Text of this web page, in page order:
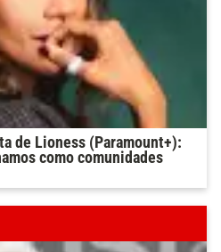
de Lioness (Paramount+):
como comunidades